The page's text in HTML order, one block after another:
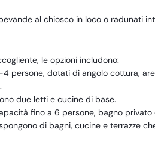
al chiosco in loco o radunati
le opzioni includono:
persone, dotati di angolo cottura,
due letti e cucine di base.
fino a 6 persone, bagno privato
di bagni, cucine e terrazze